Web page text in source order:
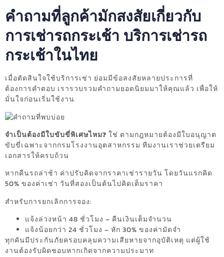
คำถามที่ลูกค้ามักสงสัยเกี่ยวกับ
การเช่ารถกระเช้า บริการเช่ารถ
กระเช้าในไทย
เมื่อตัดสินใจใช้บริการเช่า ย่อมมีข้อสงสัยหลายประการที่
ต้องการคำตอบ เรารวบรวมคำถามยอดนิยมมาให้คุณแล้ว เพื่อให้
มั่นใจก่อนเริ่มใช้งาน
จำเป็นต้องมีใบขับขี่พิเศษไหม? ใช่ ตามกฎหมายต้องมีใบอนุญาต
ขับขี่เฉพาะจากกรมโรงงานอุตสาหกรรม ทีมงานเราช่วยเตรียม
เอกสารให้ครบถ้วน
หากคืนรถล่าช้า ค่าปรับคิดจากราคาเช่ารายวัน โดยวันแรกคิด
50% ของค่าเช่า วันที่สองเป็นต้นไปคิดเต็มราคา
สำหรับการยกเลิกการจอง:
แจ้งล่วงหน้า 48 ชั่วโมง – คืนเงินเต็มจำนวน
แจ้งน้อยกว่า 24 ชั่วโมง – หัก 30% ของค่ามัดจำ
ทุกคันมีประกันภัยครอบคลุมความเสียหายจากอุบัติเหตุ แต่ผู้ใช้
งานต้องรับผิดชอบหากเกิดจากความประมาท